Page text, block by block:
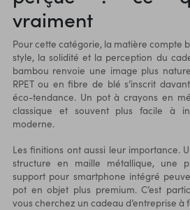
vraiment
Pour cette catégorie, la matière compte
style, la solidité et la perception du
bambou renvoie une image plus
RPET ou en fibre de blé s’inscrit
éco-tendance. Un pot à crayons en
classique et souvent plus facile à
moderne.
Les finitions ont aussi leur importance.
structure en maille métallique, une
support pour smartphone intégré
pot en objet plus premium. C’est
vous cherchez un cadeau d’entreprise à